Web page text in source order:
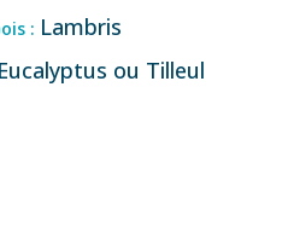
: Lambris
Eucalyptus ou Tilleul